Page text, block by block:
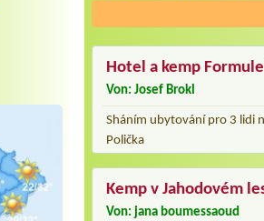
Hotel a kemp
Von: Josef Brokl
Sháním ubytování pro 3 lidi
Polička
Kemp v Jahodovém
Von: jana boumessaoud